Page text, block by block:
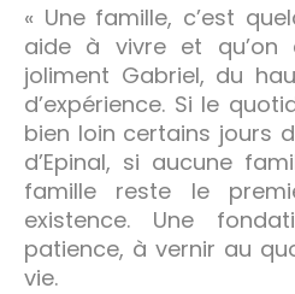
« Une famille, c’est
aide à vivre et
joliment Gabriel, du
d’expérience. Si le
bien loin certains jours
d’Epinal, si aucune
famille reste le
existence. Une
patience, à vernir au
vie.